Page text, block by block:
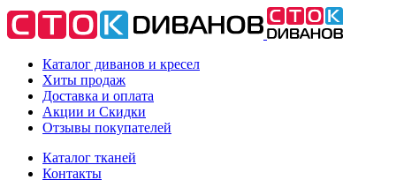
Каталог диванов и кресел
Хиты продаж
Доставка и оплата
Акции и Скидки
Отзывы покупателей
Каталог тканей
Контакты